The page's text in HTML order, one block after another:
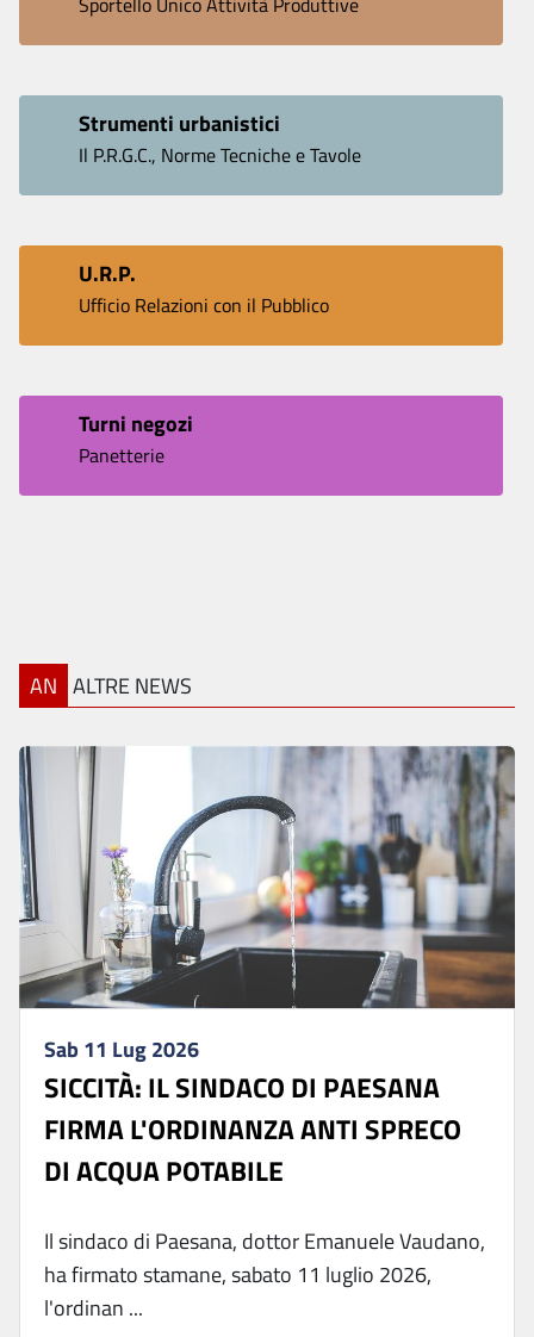
Strumenti urbanistici
Il P.R.G.C., Norme Tecniche e Tavole
U.R.P.
Ufficio Relazioni con il Pubblico
Turni negozi
Panetterie
AN ALTRE NEWS
Sab 11 Lug 2026
SICCITÀ: IL SINDACO DI PAESANA
FIRMA L'ORDINANZA ANTI SPRECO
DI ACQUA POTABILE
Il sindaco di Paesana, dottor Emanuele Vaudano,
ha firmato stamane, sabato 11 luglio 2026,
l'ordinan ...